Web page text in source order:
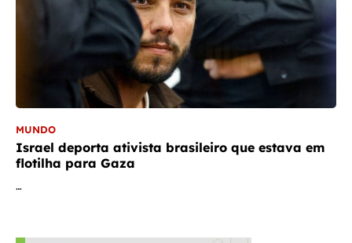
MUNDO
Israel deporta ativista brasileiro que estava em
flotilha para Gaza
…